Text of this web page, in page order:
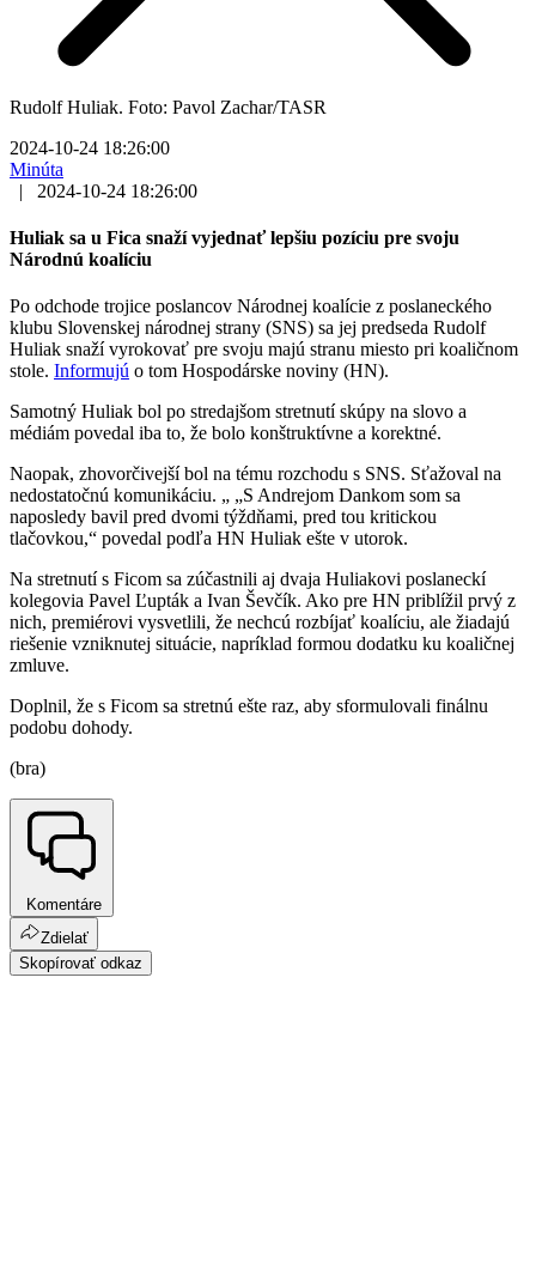
Rudolf Huliak. Foto: Pavol Zachar/TASR
2024-10-24 18:26:00
Minúta
|
2024-10-24 18:26:00
Huliak sa u Fica snaží vyjednať lepšiu pozíciu pre svoju
Národnú koalíciu
Po odchode trojice poslancov Národnej koalície z poslaneckého
klubu Slovenskej národnej strany (SNS) sa jej predseda Rudolf
Huliak snaží vyrokovať pre svoju majú stranu miesto pri koaličnom
stole. Informujú o tom Hospodárske noviny (HN).
Samotný Huliak bol po stredajšom stretnutí skúpy na slovo a
médiám povedal iba to, že bolo konštruktívne a korektné.
Naopak, zhovorčivejší bol na tému rozchodu s SNS. Sťažoval na
nedostatočnú komunikáciu. „ „S Andrejom Dankom som sa
naposledy bavil pred dvomi týždňami, pred tou kritickou
tlačovkou,“ povedal podľa HN Huliak ešte v utorok.
Na stretnutí s Ficom sa zúčastnili aj dvaja Huliakovi poslaneckí
kolegovia Pavel Ľupták a Ivan Ševčík. Ako pre HN priblížil prvý z
nich, premiérovi vysvetlili, že nechcú rozbíjať koalíciu, ale žiadajú
riešenie vzniknutej situácie, napríklad formou dodatku ku koaličnej
zmluve.
Doplnil, že s Ficom sa stretnú ešte raz, aby sformulovali finálnu
podobu dohody.
(bra)
Komentáre
Zdielať
Skopírovať odkaz